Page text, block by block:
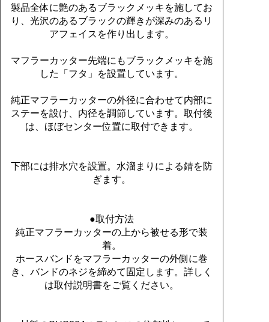
製品全体に艶のあるブラックメッキを施してお
り、光沢のあるブラックの輝きが深みのあるリ
アフェイスを作り出します。
マフラーカッター先端にもブラックメッキを施
した「フタ」を設置しています。
純正マフラーカッターの外径に合わせて内部に
ステーを設け、内径を調節しています。取付後
は、ほぼセンター位置に取付できます。
下部には排水穴を設置。水溜まりによる錆を防
ぎます。
●取付方法
純正マフラーカッターの上から被せる形で装
着。
ホースバンドをマフラーカッターの外側に巻
き、バンドのネジを締めて固定します。詳しく
は取付説明書をご覧ください。